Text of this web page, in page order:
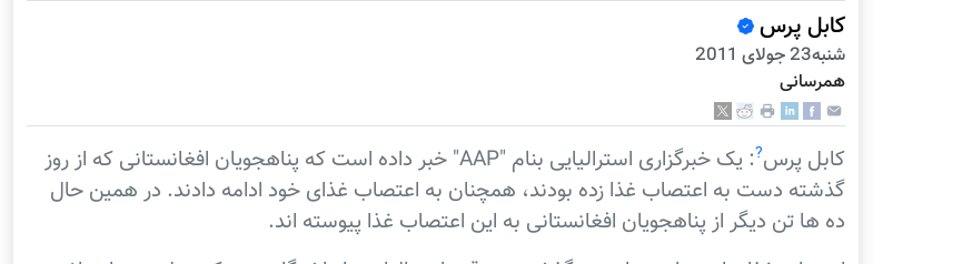
کابل پرس
شنبه23 جولای 2011
همرسانی
کابل پرس?
: یک خبرگزاری استرالیایی بنام "AAP" خبر داده است که پناهجویان افغانستانی که از روز
گذشته دست به اعتصاب غذا زده بودند، همچنان به اعتصاب غذای خود ادامه دادند. در همین حال
ده ها تن دیگر از پناهجویان افغانستانی به این اعتصاب غذا پیوسته اند.